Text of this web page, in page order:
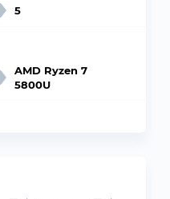
5
AMD Ryzen 7
5800U